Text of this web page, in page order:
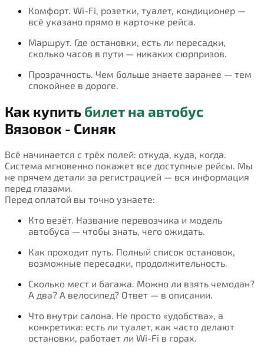
Комфорт. Wi-Fi, розетки, туалет, кондиционер —
всё указано прямо в карточке рейса.
Маршрут. Где остановки, есть ли пересадки,
сколько часов в пути — никаких сюрпризов.
Прозрачность. Чем больше знаете заранее — тем
спокойнее в дороге.
Как купить билет на автобус
Вязовок - Синяк
Всё начинается с трёх полей: откуда, куда, когда.
Система мгновенно покажет все доступные рейсы. Мы
не прячем детали за регистрацией — вся информация
перед глазами.
Перед оплатой вы точно узнаете:
Кто везёт. Название перевозчика и модель
автобуса — чтобы знать, чего ожидать.
Как проходит путь. Полный список остановок,
возможные пересадки, продолжительность.
Сколько мест и багажа. Можно ли взять чемодан?
А два? А велосипед? Ответ — в описании.
Что внутри салона. Не просто «удобства», а
конкретика: есть ли туалет, как часто делают
остановки, работает ли Wi-Fi в горах.